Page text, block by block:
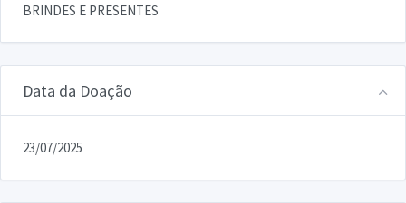
BRINDES E PRESENTES
Data da Doação
23/07/2025